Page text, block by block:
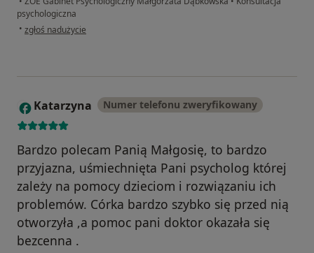
psychologiczna
• w opinii użytkownika Iwona
zgłoś nadużycie
K Katarzyna Numer telefonu zweryfikowany
Bardzo polecam Panią Małgosię, to bardzo
przyjazna, uśmiechnięta Pani psycholog której
zależy na pomocy dzieciom i rozwiązaniu ich
problemów. Córka bardzo szybko się przed nią
otworzyła ,a pomoc pani doktor okazała się
bezcenna .